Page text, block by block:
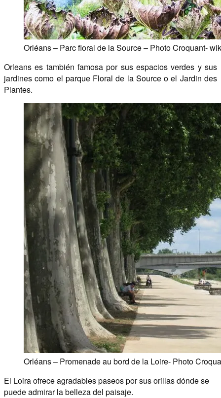
Orléans – Parc floral de la Source – Photo Croquant-
Orleans es también famosa por sus espacios verdes y sus
jardines como el parque Floral de la Source o el Jardin des
Plantes.
Orléans – Promenade au bord de la Loire- Photo
El Loira ofrece agradables paseos por sus orillas dónde se
puede admirar la belleza del paisaje.